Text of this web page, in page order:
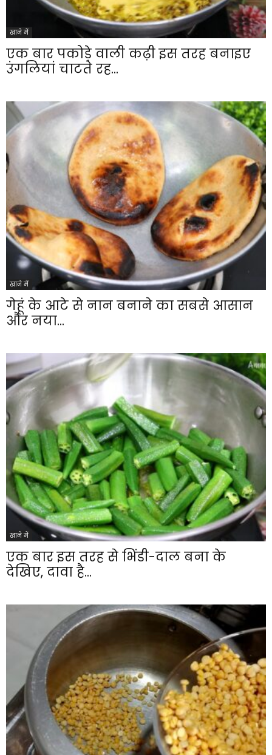
खाने में
एक बार पकोड़े वाली कढ़ी इस तरह बनाइए
उंगलियां चाटते रह...
खाने में
गेहूं के आटे से नान बनाने का सबसे आसान
और नया...
खाने में
एक बार इस तरह से भिंडी-दाल बना के
देखिए, दावा है...